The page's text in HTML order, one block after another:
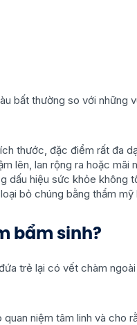
bất thường so với những
thước, đặc điểm rất đa
lên, lan rộng ra hoặc mãi
dấu hiệu sức khỏe không
bỏ chúng bằng thẩm mỹ
bẩm sinh?
trẻ lại có vết chàm
niệm tâm linh và cho